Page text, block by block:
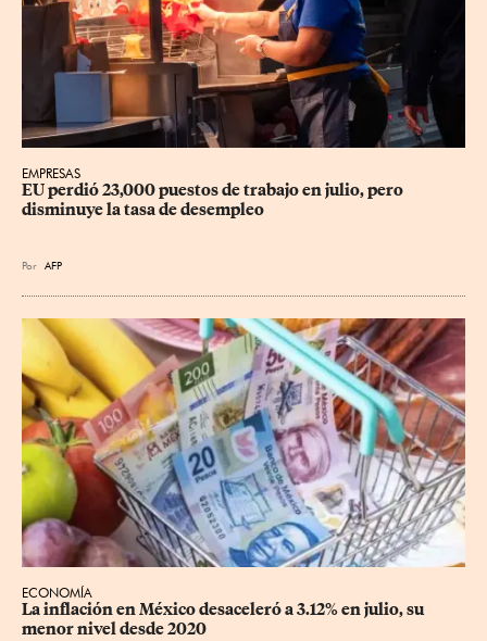
EMPRESAS
EU perdió 23,000 puestos de trabajo en julio, pero
disminuye la tasa de desempleo
Por AFP
ECONOMÍA
La inflación en México desaceleró a 3.12% en julio, su
menor nivel desde 2020